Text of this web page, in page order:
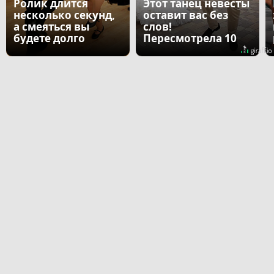
Ролик длится
несколько секунд,
а смеяться вы
будете долго
Этот танец невесты
оставит вас без
слов!
Пересмотрела 10